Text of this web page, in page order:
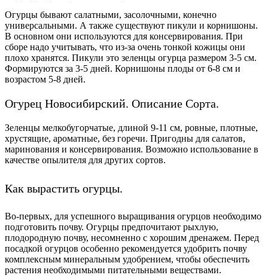
Огурцы бывают салатными, засолочными, конечно
универсальными. А также существуют пикули и корнишоны.
В основном они используются для консервирования. При
сборе надо учитывать, что из-за очень тонкой кожицы они
плохо хранятся. Пикули это зеленцы огурца размером 3-5 см.
Формируются за 3-5 дней. Корнишоны плоды от 6-8 см и
возрастом 5-8 дней.
Огурец Новосибирский. Описание Сорта.
Зеленцы мелкобугорчатые, длиной 9-11 см, ровные, плотные,
хрустящие, ароматные, без горечи. Пригодны для салатов,
маринования и консервирования. Возможно использование в
качестве опылителя для других сортов.
Как вырастить огурцы.
Во-первых, для успешного выращивания огурцов необходимо
подготовить почву. Огурцы предпочитают рыхлую,
плодородную почву, несомненно с хорошим дренажем. Перед
посадкой огурцов особенно рекомендуется удобрить почву
комплексным минеральным удобрением, чтобы обеспечить
растения необходимыми питательными веществами.